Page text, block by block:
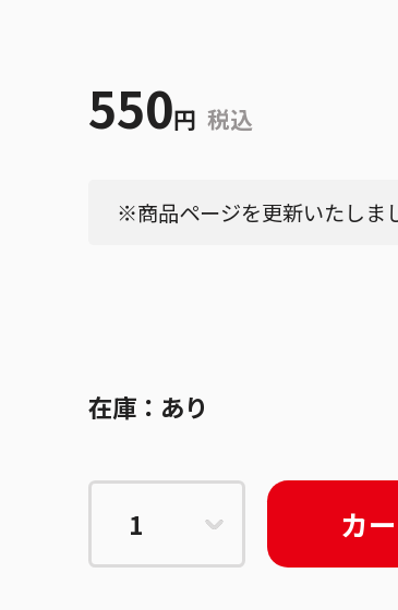
550円 税込
※商品ページを更新いたしま
在庫： あり
カ